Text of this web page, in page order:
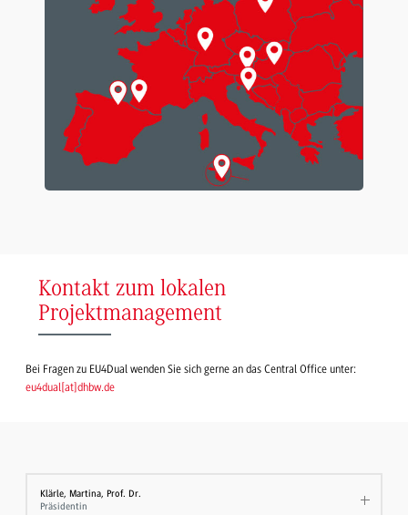
Kontakt zum lokalen
Projektmanagement
Bei Fragen zu EU4Dual wenden Sie sich gerne an das Central Office unter:
eu4dual at dhbw.de
Klärle, Martina, Prof. Dr.
Präsidentin